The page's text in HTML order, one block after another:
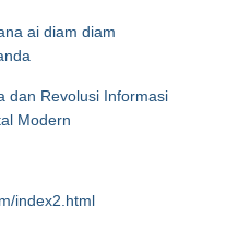
ai diam diam
dan Revolusi Informasi
Modern
index2.html